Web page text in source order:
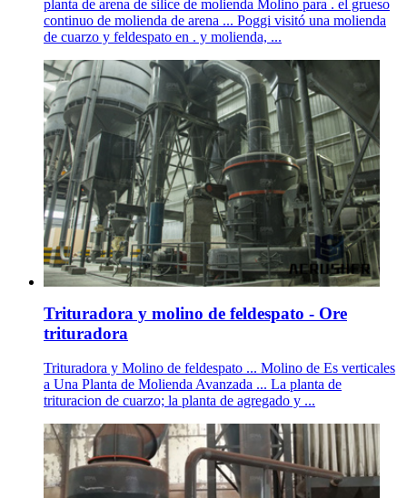
planta de arena de silice de molienda Molino para . el grueso
continuo de molienda de arena ... Poggi visitó una molienda
de cuarzo y feldespato en . y molienda, ...
Trituradora y molino de feldespato - Ore
trituradora
Trituradora y Molino de feldespato ... Molino de Es verticales
a Una Planta de Molienda Avanzada ... La planta de
trituracion de cuarzo; la planta de agregado y ...